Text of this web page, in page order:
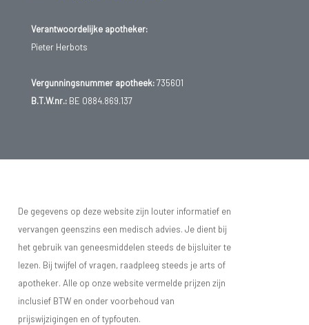
Verantwoordelijke apotheker:
Pieter Herbots
Vergunningsnummer apotheek:735601
B.T.W.nr.:BE 0884.869.137
De gegevens op deze website zijn louter informatief en
vervangen geenszins een medisch advies. Je dient bij
het gebruik van geneesmiddelen steeds de bijsluiter te
lezen. Bij twijfel of vragen, raadpleeg steeds je arts of
apotheker. Alle op onze website vermelde prijzen zijn
inclusief BTW en onder voorbehoud van
prijswijzigingen en of typfouten.